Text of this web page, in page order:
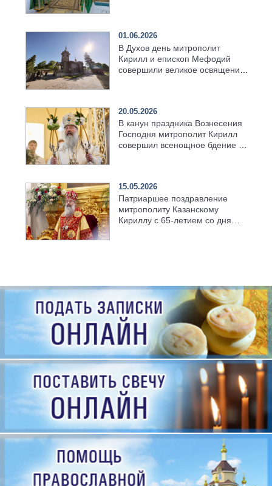
01.06.2026
В Духов день митрополит
Кирилл и епископ Мефодий
совершили великое освящение
20.05.2026
В канун праздника Вознесения
Господня митрополит Кирилл
совершил всенощное бдение в
15.05.2026
Патриаршее поздравление
митрополиту Казанскому
Кириллу с 65-летием со дня